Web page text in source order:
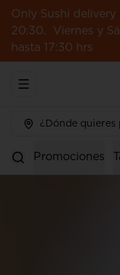
Only Sushi delivery
20:30. Viernes y
hasta 17:30 hrs
Abrir menu de
¿Dónde quieres
Promociones